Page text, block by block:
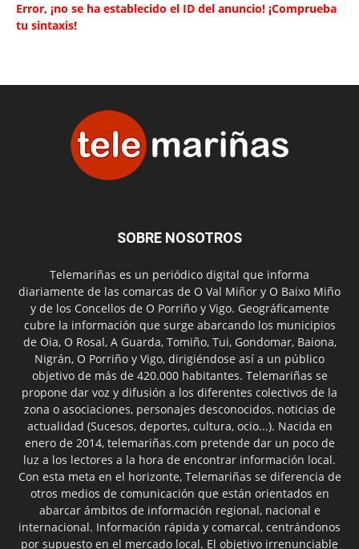
Error, ¡no se ha establecido el ID del anuncio! ¡Comprueba
tu sintaxis!
SOBRE NOSOTROS
Telemariñas es un periódico digital que informa
diariamente de las comarcas de O Val Miñor y O Baixo Miño
y de los Concellos de O Porriño y Vigo. Geográficamente
cubre la información que surge abarcando los municipios
de Oia, O Rosal, A Guarda, Tomiño, Tui, Gondomar, Baiona,
Nigrán, O Porriño y Vigo, dirigiéndose así a un público
objetivo de más de 420.000 habitantes. Telemariñas se
propone dar voz y difusión a los diferentes colectivos de la
zona o asociaciones, personajes desconocidos, noticias de
actualidad (Sucesos, deportes, cultura, ocio...). Nacida en
enero de 2014, telemariñas.com pretende dar un poco de
luz a los lectores a la hora de encontrar información local.
Con esta meta en el horizonte, Telemariñas se diferencia de
otros medios de comunicación que están orientados en
abarcar ámbitos de información regional, nacional e
internacional. Información rápida y comarcal, centrándonos
por supuesto en el mercado local. El objetivo irrenunciable